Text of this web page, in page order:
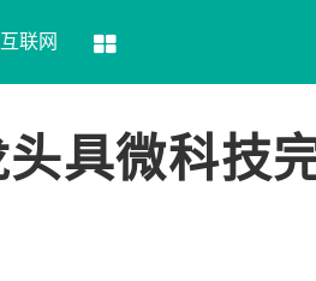
互联网
具微科技